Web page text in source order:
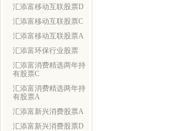
汇添富移动互联股票D
汇添富移动互联股票C
汇添富移动互联股票A
汇添富环保行业股票
汇添富消费精选两年持
有股票C
汇添富消费精选两年持
有股票A
汇添富新兴消费股票A
汇添富新兴消费股票D